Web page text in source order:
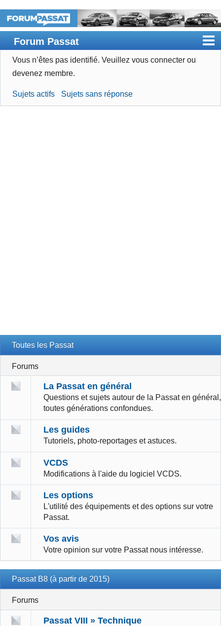
Forum Passat
Accueil
Devenir membre
Vous n’êtes pas identifié. Veuillez vous connecter ou
devenez membre.
Sujets actifs Sujets sans réponse
Toutes les Passat
Forums
La Passat en général
Questions et sujets autour de la Passat en général,
toutes générations confondues.
Les guides
Tutoriels, photo-reportages et astuces.
VCDS
Modifications à l'aide du logiciel VCDS.
Les options
L'utilité des équipements et des options sur votre
Passat.
Vos avis
Votre opinion sur votre Passat nous intéresse.
Passat B8 (à partir de 2015)
Forums
Passat VIII » Technique